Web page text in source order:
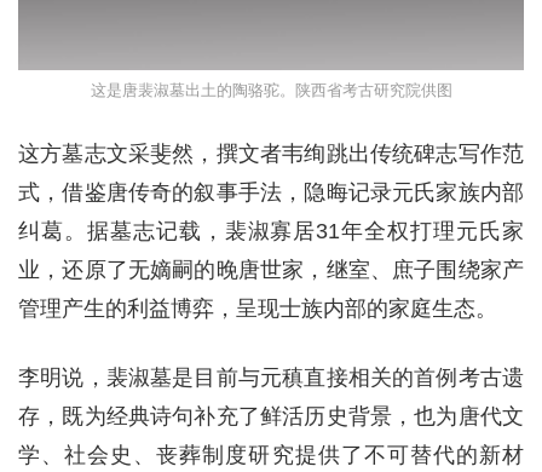
这是唐裴淑墓出土的陶骆驼。陕西省考古研究院供图
这方墓志文采斐然，撰文者韦绚跳出传统碑志写作范
式，借鉴唐传奇的叙事手法，隐晦记录元氏家族内部
纠葛。据墓志记载，裴淑寡居31年全权打理元氏家
业，还原了无嫡嗣的晚唐世家，继室、庶子围绕家产
管理产生的利益博弈，呈现士族内部的家庭生态。
李明说，裴淑墓是目前与元稹直接相关的首例考古遗
存，既为经典诗句补充了鲜活历史背景，也为唐代文
学、社会史、丧葬制度研究提供了不可替代的新材